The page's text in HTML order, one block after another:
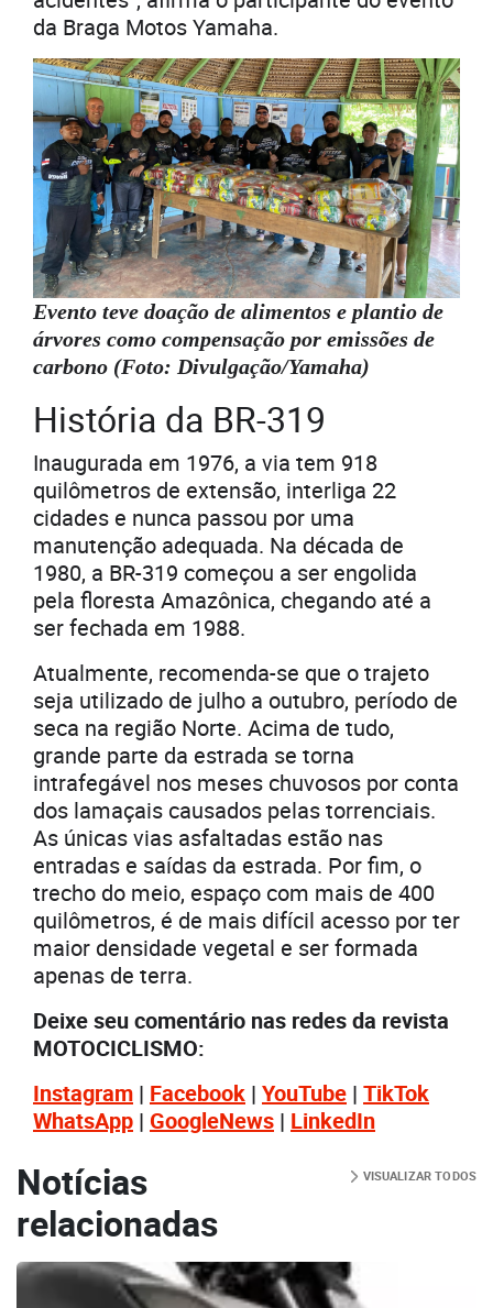
da Braga Motos Yamaha.
Evento teve doação de alimentos e plantio de
árvores como compensação por emissões de
carbono (Foto: Divulgação/Yamaha)
História da BR-319
Inaugurada em 1976, a via tem 918
quilômetros de extensão, interliga 22
cidades e nunca passou por uma
manutenção adequada. Na década de
1980, a BR-319 começou a ser engolida
pela floresta Amazônica, chegando até a
ser fechada em 1988.
Atualmente, recomenda-se que o trajeto
seja utilizado de julho a outubro, período de
seca na região Norte. Acima de tudo,
grande parte da estrada se torna
intrafegável nos meses chuvosos por conta
dos lamaçais causados pelas torrenciais.
As únicas vias asfaltadas estão nas
entradas e saídas da estrada. Por fim, o
trecho do meio, espaço com mais de 400
quilômetros, é de mais difícil acesso por ter
maior densidade vegetal e ser formada
apenas de terra.
Deixe seu comentário nas redes da revista
MOTOCICLISMO:
Instagram | Facebook | YouTube | TikTok
WhatsApp | GoogleNews | LinkedIn
Notícias
relacionadas
VISUALIZAR TODOS